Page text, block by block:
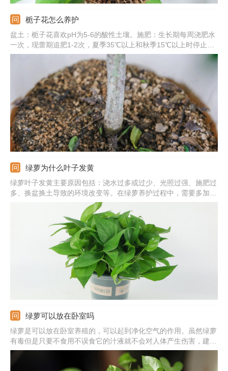
栀子花怎么养护
盆土：栀子花喜欢pH为5-6的酸性土壤。施肥：生长期每周浇肥水
一次，现蕾期追肥1-2次，夏季35℃以上和秋季15℃以上时停止施
肥。浇水：保持盆土湿润，晚上可喷雾将叶片淋湿。光照：要充
足，除七八月份正午外可放在阳光下养护。
绿萝为什么叶子发黄
绿萝叶子发黄主要原因包括：浇水过多或过少、光照过强、施肥过
多、换盆换土导致的环境改变等。在绿萝养护过程中，需要多加观
察，发现叶片发黄及时找出对应原因并作出处理。
绿萝可以放在卧室吗
绿萝是可以放在卧室养殖的，可以起到净化空气的作用。虽然绿萝
有毒但是只要不食用不误食它的汁液就不会对人体产生伤害，建议
晚上不要放在卧室养殖，因为呼吸作用会生成二氧化碳。